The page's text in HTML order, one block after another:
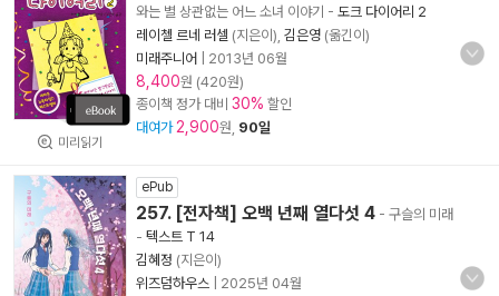
미리읽기
와는 별 상관없는 어느 소녀 이야기 - 도크 다이어리 2
레이첼 르네 러셀 (지은이), 김은영 (옮긴이)
미래주니어
2013년 06월
8,400원 (420원)
종이책 정가 대비 30% 할인
대여가 2,900원, 90일
ePub
257. [전자책] 오백 년째 열다섯 4 - 구슬의 미래
- 텍스트 T 14
김혜정 (지은이)
위즈덤하우스
2025년 04월